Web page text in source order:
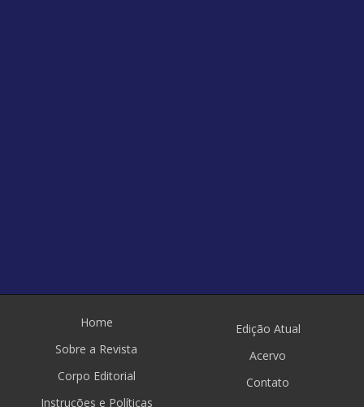
Home
Sobre a Revista
Corpo Editorial
Instruções e Políticas
Edição Atual
Acervo
Contato